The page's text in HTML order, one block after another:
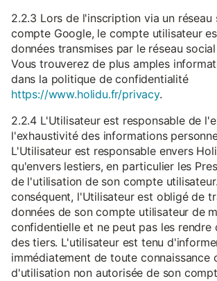
2.2.3 Lors de l'inscription via un réseau
compte Google, le compte utilisateur
données transmises par le réseau
Vous trouverez de plus amples
dans la politique de confidentialité
https://www.holidu.fr/privacy.
2.2.4 L'Utilisateur est responsable de
l'exhaustivité des informations
L'Utilisateur est responsable envers
qu'envers lestiers, en particulier les
de l'utilisation de son compte
conséquent, l'Utilisateur est obligé de
données de son compte utilisateur de
confidentielle et ne peut pas les rendre
des tiers. L'utilisateur est tenu
immédiatement de toute connaissance
d'utilisation non autorisée de son